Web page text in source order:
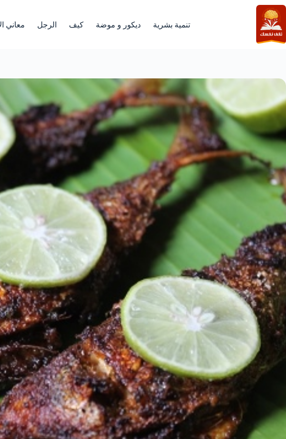
التجاوز
إلى
المحتوى
تنمية بشرية ديكور و موضة كيف الرجل معاني